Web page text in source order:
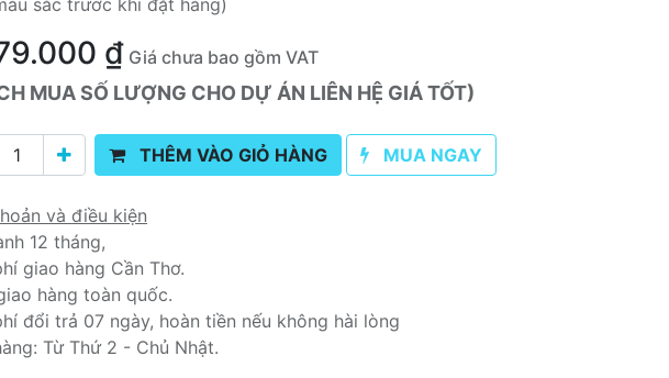
sắc trước khi đặt hàng)
₫ Giá chưa bao gồm VAT
MUA SỐ LƯỢNG CHO DỰ ÁN LIÊN HỆ GIÁ TỐT)
THÊM VÀO GIỎ HÀNG MUA NGAY
và điều kiện
12 tháng,
giao hàng Cần Thơ.
hàng toàn quốc.
đổi trả 07 ngày, hoàn tiền nếu không hài lòng
Từ Thứ 2 - Chủ Nhật.